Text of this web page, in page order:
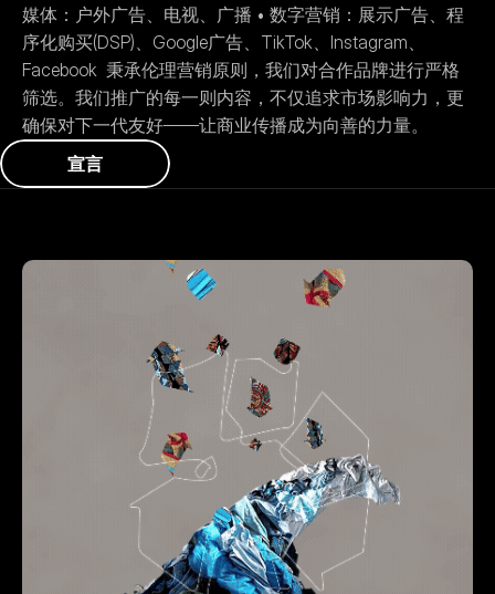
媒体：户外广告、电视、广播 • 数字营销：展示广告、程
序化购买(DSP)、Google广告、TikTok、Instagram、
Facebook  秉承伦理营销原则，我们对合作品牌进行严格
筛选。我们推广的每一则内容，不仅追求市场影响力，更
确保对下一代友好——让商业传播成为向善的力量。
宣言